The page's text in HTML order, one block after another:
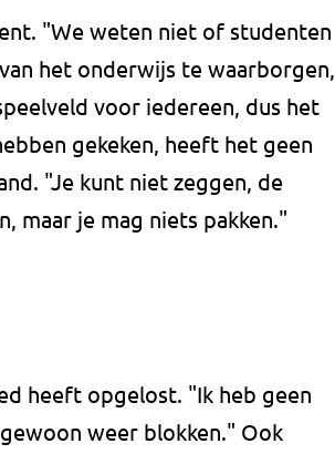
"We weten niet of studenten
het onderwijs te waarborgen,
voor iedereen, dus het
gekeken, heeft het geen
"Je kunt niet zeggen, de
maar je mag niets pakken."
heeft opgelost. "Ik heb geen
weer blokken." Ook